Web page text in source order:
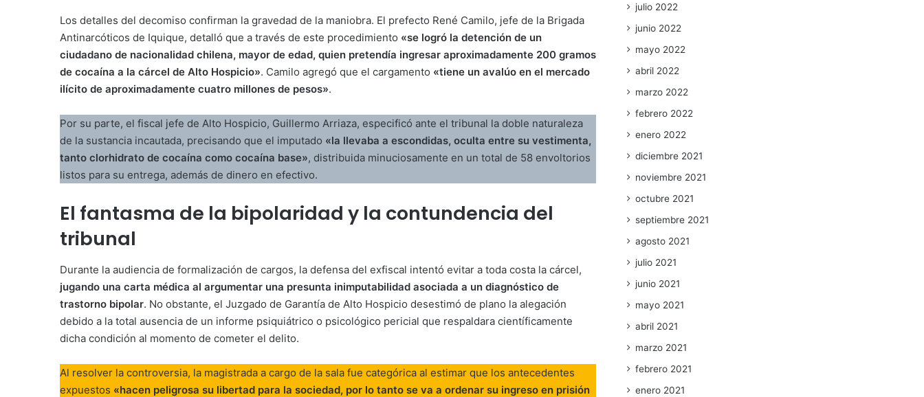
Los detalles del decomiso confirman la gravedad de la maniobra. El prefecto René Camilo, jefe de la Brigada
Antinarcóticos de Iquique, detalló que a través de este procedimiento «se logró la detención de un
ciudadano de nacionalidad chilena, mayor de edad, quien pretendía ingresar aproximadamente 200 gramos
de cocaína a la cárcel de Alto Hospicio». Camilo agregó que el cargamento «tiene un avalúo en el mercado
ilícito de aproximadamente cuatro millones de pesos».
Por su parte, el fiscal jefe de Alto Hospicio, Guillermo Arriaza, especificó ante el tribunal la doble naturaleza
de la sustancia incautada, precisando que el imputado «la llevaba a escondidas, oculta entre su vestimenta,
tanto clorhidrato de cocaína como cocaína base», distribuida minuciosamente en un total de 58 envoltorios
listos para su entrega, además de dinero en efectivo.
El fantasma de la bipolaridad y la contundencia del
tribunal
Durante la audiencia de formalización de cargos, la defensa del exfiscal intentó evitar a toda costa la cárcel,
jugando una carta médica al argumentar una presunta inimputabilidad asociada a un diagnóstico de
trastorno bipolar. No obstante, el Juzgado de Garantía de Alto Hospicio desestimó de plano la alegación
debido a la total ausencia de un informe psiquiátrico o psicológico pericial que respaldara científicamente
dicha condición al momento de cometer el delito.
Al resolver la controversia, la magistrada a cargo de la sala fue categórica al estimar que los antecedentes
expuestos «hacen peligrosa su libertad para la sociedad, por lo tanto se va a ordenar su ingreso en prisión
julio 2022
junio 2022
mayo 2022
abril 2022
marzo 2022
febrero 2022
enero 2022
diciembre 2021
noviembre 2021
octubre 2021
septiembre 2021
agosto 2021
julio 2021
junio 2021
mayo 2021
abril 2021
marzo 2021
febrero 2021
enero 2021